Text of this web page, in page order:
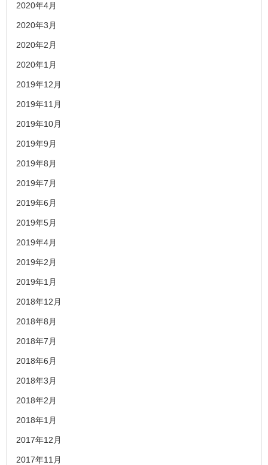
2020年4月
2020年3月
2020年2月
2020年1月
2019年12月
2019年11月
2019年10月
2019年9月
2019年8月
2019年7月
2019年6月
2019年5月
2019年4月
2019年2月
2019年1月
2018年12月
2018年8月
2018年7月
2018年6月
2018年3月
2018年2月
2018年1月
2017年12月
2017年11月